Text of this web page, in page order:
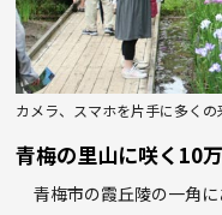
カメラ、スマホを片手に多く
青梅の里山に咲く10
青梅市の霞丘陵の一角に